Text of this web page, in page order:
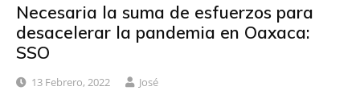
Necesaria la suma de esfuerzos para
desacelerar la pandemia en Oaxaca:
SSO
13 Febrero, 2022 José